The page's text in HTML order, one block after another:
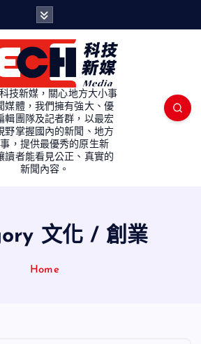
科技新媒，關心地方大小事
媒體，我們擁有強大、優
輯團隊及記者群，以最宏
野掌握國內的新聞、地方
，提供最優秀的原生新
讀者能看見公正、真實的
新聞內容。
文化 / 創業
Home